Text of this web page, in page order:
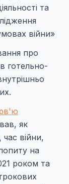
та
війни»
про
готельно-
як
час війни,
на
роком та